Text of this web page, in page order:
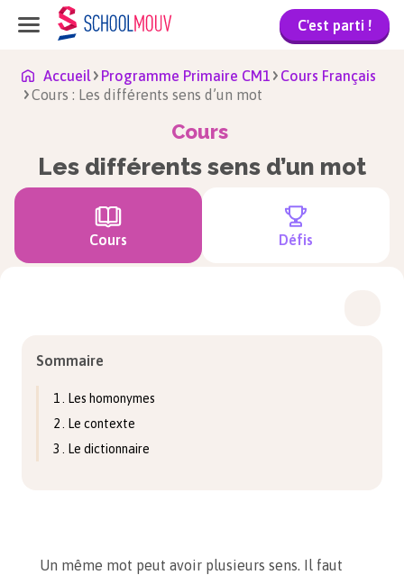
C'est parti !
Accueil Programme Primaire CM1
Cours Français
Cours : Les différents sens d’un mot
Cours
Les différents sens d’un mot
Cours Défis
Sommaire
1 . Les homonymes
2 . Le contexte
3 . Le dictionnaire
Un même mot peut avoir plusieurs sens. Il faut